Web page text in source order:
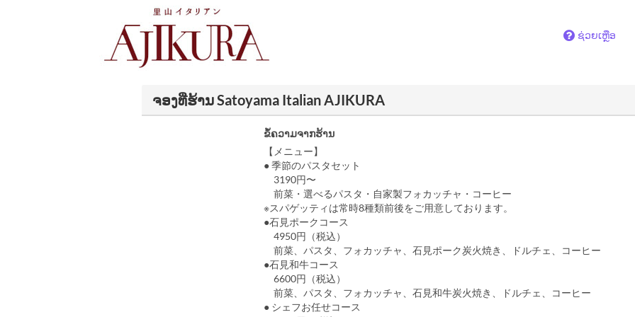
ຊ່ວຍເຫຼືອ
ຈອງທີ່ຮ້ານ Satoyama Italian AJIKURA
ຂໍ້ຄວາມຈາກຮ້ານ
【メニュー】
● 季節のパスタセット
3190円〜
前菜・選べるパスタ・自家製フォカッチャ・コーヒー
※スパゲッティは常時8種類前後をご用意しております。
●石見ポークコース
4950円（税込）
前菜、パスタ、フォカッチャ、石見ポーク炭火焼き、ドルチェ、コーヒー
●石見和牛コース
6600円（税込）
前菜、パスタ、フォカッチャ、石見和牛炭火焼き、ドルチェ、コーヒー
● シェフお任せコース